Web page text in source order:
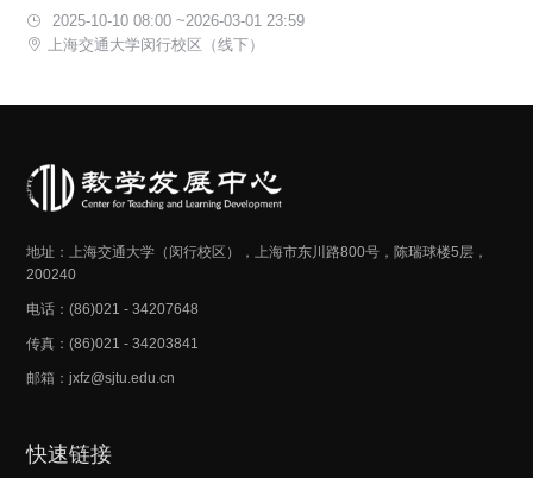
2025-10-10 08:00 ~2026-03-01 23:59
上海交通大学闵行校区（线下）
地址：上海交通大学（闵行校区），上海市东川路800号，陈瑞球楼5层，
200240
电话：(86)021 - 34207648
传真：(86)021 - 34203841
邮箱：jxfz@sjtu.edu.cn
快速链接